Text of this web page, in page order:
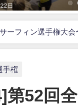
日
ーフィン選手権大会
手権
第52回